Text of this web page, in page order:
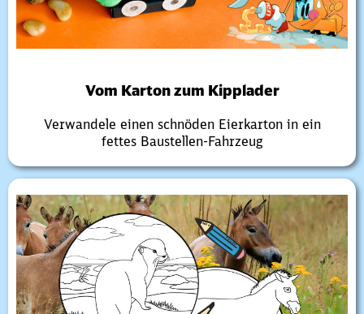
Vom Karton zum Kipplader
Verwandele einen schnöden Eierkarton in ein
fettes Baustellen-Fahrzeug